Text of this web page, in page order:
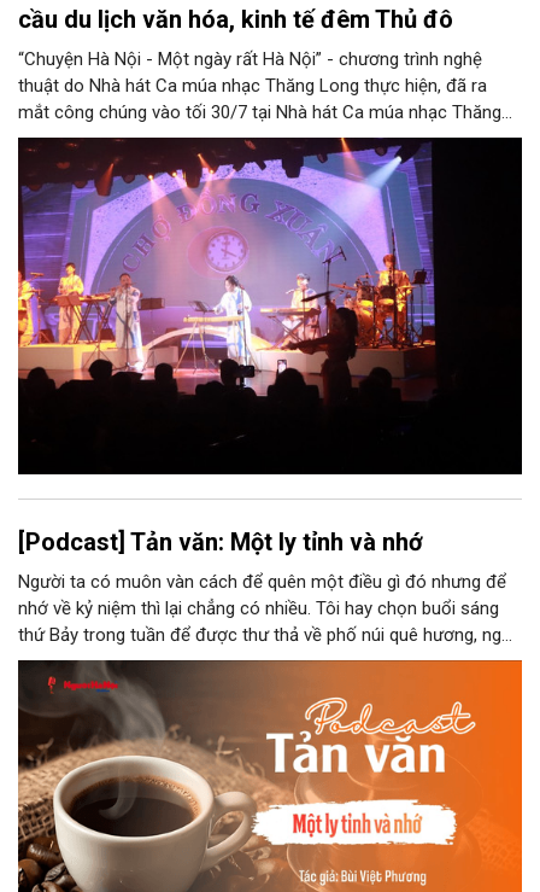
cầu du lịch văn hóa, kinh tế đêm Thủ đô
“Chuyện Hà Nội - Một ngày rất Hà Nội” - chương trình nghệ
thuật do Nhà hát Ca múa nhạc Thăng Long thực hiện, đã ra
mắt công chúng vào tối 30/7 tại Nhà hát Ca múa nhạc Thăng
Long (số 31 - 33 phố Lương Văn Can, phường Hoàn Kiếm).
[Podcast] Tản văn: Một ly tỉnh và nhớ
Người ta có muôn vàn cách để quên một điều gì đó nhưng để
nhớ về kỷ niệm thì lại chẳng có nhiều. Tôi hay chọn buổi sáng
thứ Bảy trong tuần để được thư thả về phố núi quê hương, ngồi
đợi giọt đắng của đất đai, mưa nắng điểm từng nhịp xuống
chiếc ly sứ như đợi thời gian mở cánh cửa diệu kì của mình.